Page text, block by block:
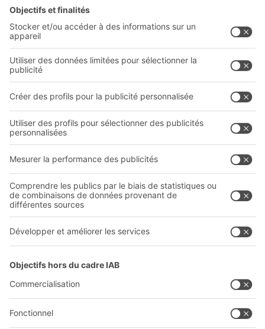
Solutions BITO
Solutions intralogistiques
Bacs en matière plastique
Systèmes de rayonnages
Prestations de service
LE PRO DU STOCKAGE
Entreprise
Qui sommes-nous ?
Sites internationaux
Follow us
ABIT O
YOUR LIFE.
03 870 99 00